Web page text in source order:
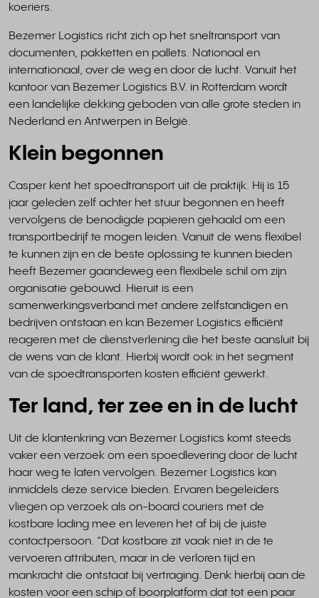
koeriers.
Bezemer Logistics richt zich op het sneltransport van
documenten, pakketten en pallets. Nationaal en
internationaal, over de weg en door de lucht. Vanuit het
kantoor van Bezemer Logistics B.V. in Rotterdam wordt
een landelijke dekking geboden van alle grote steden in
Nederland en Antwerpen in België.
Klein begonnen
Casper kent het spoedtransport uit de praktijk. Hij is 15
jaar geleden zelf achter het stuur begonnen en heeft
vervolgens de benodigde papieren gehaald om een
transportbedrijf te mogen leiden. Vanuit de wens flexibel
te kunnen zijn en de beste oplossing te kunnen bieden
heeft Bezemer gaandeweg een flexibele schil om zijn
organisatie gebouwd. Hieruit is een
samenwerkingsverband met andere zelfstandigen en
bedrijven ontstaan en kan Bezemer Logistics efficiënt
reageren met de dienstverlening die het beste aansluit bij
de wens van de klant. Hierbij wordt ook in het segment
van de spoedtransporten kosten efficiënt gewerkt.
Ter land, ter zee en in de lucht
Uit de klantenkring van Bezemer Logistics komt steeds
vaker een verzoek om een spoedlevering door de lucht
haar weg te laten vervolgen. Bezemer Logistics kan
inmiddels deze service bieden. Ervaren begeleiders
vliegen op verzoek als on-board couriers met de
kostbare lading mee en leveren het af bij de juiste
contactpersoon. “Dat kostbare zit vaak niet in de te
vervoeren attributen, maar in de verloren tijd en
mankracht die ontstaat bij vertraging. Denk hierbij aan de
kosten voor een schip of boorplatform dat tot een paar